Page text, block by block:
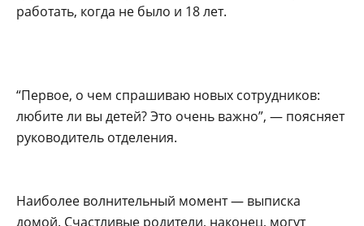
работать, когда не было и 18 лет.
“Первое, о чем спрашиваю новых сотрудников:
любите ли вы детей? Это очень важно”, — поясняет
руководитель отделения.
Наиболее волнительный момент — выписка
домой. Счастливые родители, наконец, могут